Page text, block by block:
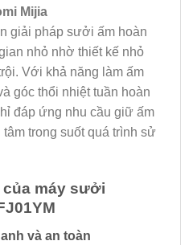
Mijia
giải pháp sưởi ấm hoàn
nhỏ nhờ thiết kế nhỏ
Với khả năng làm ấm
góc thổi nhiệt tuần hoàn
đáp ứng nhu cầu giữ ấm
trong suốt quá trình sử
máy sưởi
và an toàn